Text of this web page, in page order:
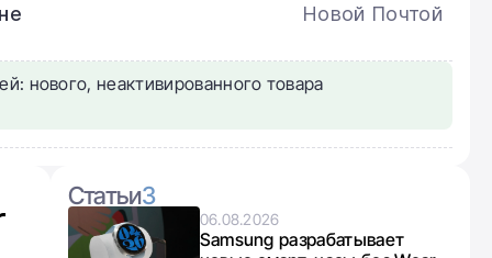
Новой Почтой
нового, неактивированного товара
Статьи3
06.08.2026
Samsung разрабатывает